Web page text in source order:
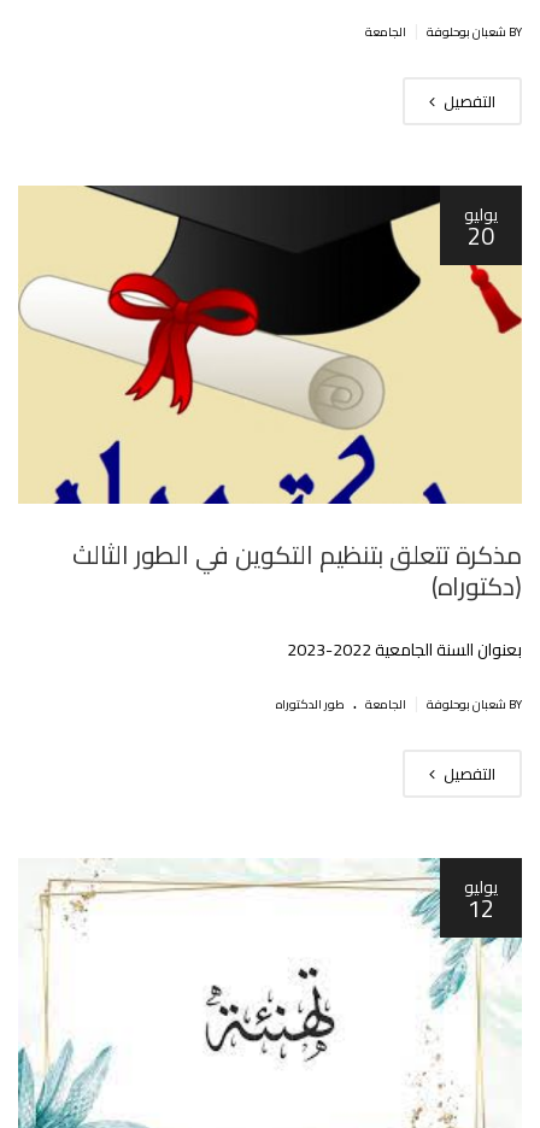
BY شعبان بوحلوفة الجامعة
التفصيل
يوليو
20
مذكرة تتعلق بتنظيم التكوين في الطور الثالث
(دكتوراه)
بعنوان السنة الجامعية 2022-2023‎‎‎
BY شعبان بوحلوفة الجامعة . طور الدكتوراه
التفصيل
يوليو
12